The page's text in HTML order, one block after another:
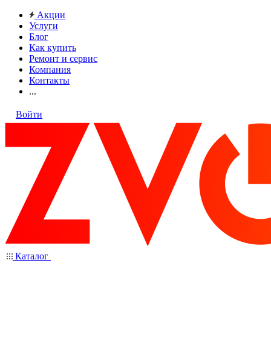
Акции
Услуги
Блог
Как купить
Ремонт и сервис
Компания
Контакты
...
Войти
Каталог